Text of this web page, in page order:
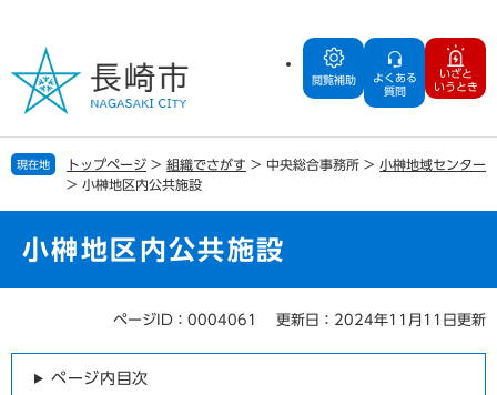
の
で
す
ー
ば
し
閲覧補助
よくある
質問
いざと
いうとき
現在地 トップページ > 組織でさがす > 中央総合事務所 > 小榊地域センター
> 小榊地区内公共施設
小榊地区内公共施設
ページID：0004061 更新日：2024年11月11日更新
ページ内目次